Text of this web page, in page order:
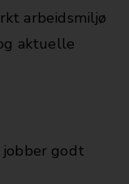
arbeidsmiljø
aktuelle
jobber godt